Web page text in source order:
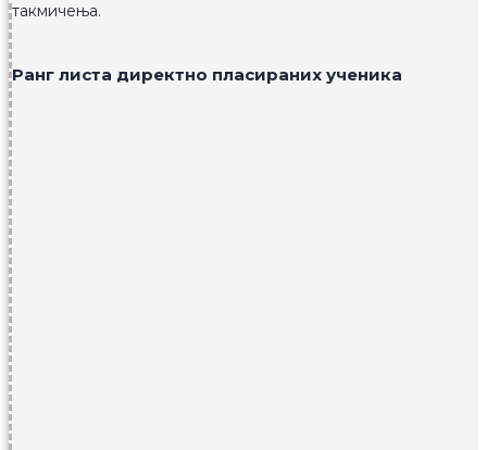
такмичења.
Ранг листа директно пласираних ученика